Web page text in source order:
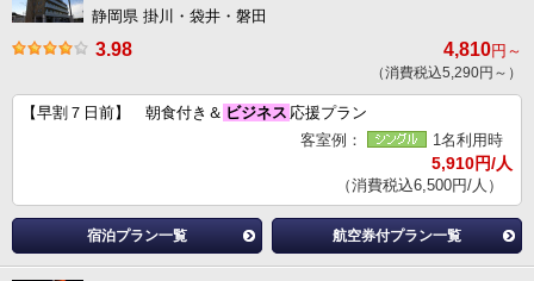
静岡県 掛川・袋井・磐田
3.98 4,810円～
（消費税込5,290円～）
【早割７日前】 朝食付き＆ ビジネス 応援プラン
客室例：
1名利用時
5,910円/人
（消費税込6,500円/人）
宿泊プラン一覧 航空券付プラン一覧